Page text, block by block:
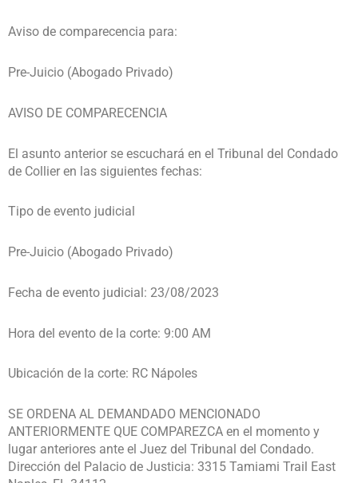
Aviso de comparecencia para:
Pre-Juicio (Abogado Privado)
AVISO DE COMPARECENCIA
El asunto anterior se escuchará en el Tribunal del Condado
de Collier en las siguientes fechas:
Tipo de evento judicial
Pre-Juicio (Abogado Privado)
Fecha de evento judicial: 23/08/2023
Hora del evento de la corte: 9:00 AM
Ubicación de la corte: RC Nápoles
SE ORDENA AL DEMANDADO MENCIONADO
ANTERIORMENTE QUE COMPAREZCA en el momento y
lugar anteriores ante el Juez del Tribunal del Condado.
Dirección del Palacio de Justicia: 3315 Tamiami Trail East